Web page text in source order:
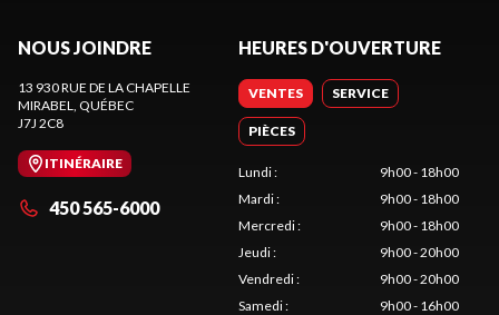
NOUS JOINDRE
13 930 RUE DE LA CHAPELLE
MIRABEL, QUÉBEC
J7J 2C8
ITINÉRAIRE
450 565-6000
HEURES D'OUVERTURE
VENTES SERVICE
PIÈCES
Lundi:
9h00 - 18h00
Mardi:
9h00 - 18h00
Mercredi:
9h00 - 18h00
Jeudi:
9h00 - 20h00
Vendredi:
9h00 - 20h00
Samedi: 9h00 - 16h00